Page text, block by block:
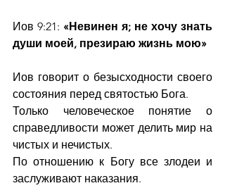
Иов 9:21: «Невинен я; не хочу знать
души моей, презираю жизнь мою»
Иов говорит о безысходности своего
состояния перед святостью Бога.
Только человеческое понятие о
справедливости может делить мир на
чистых и нечистых.
По отношению к Богу все злодеи и
заслуживают наказания.